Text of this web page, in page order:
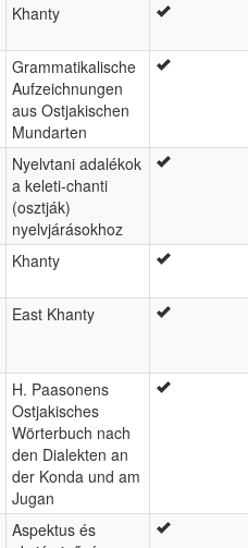
Khanty
Grammatikalische
Aufzeichnungen
aus Ostjakischen
Mundarten
Nyelvtani adalékok
a keleti-chanti
(osztják)
nyelvjárásokhoz
Khanty
East Khanty
H. Paasonens
Ostjakisches
Wörterbuch nach
den Dialekten an
der Konda und am
Jugan
Aspektus és